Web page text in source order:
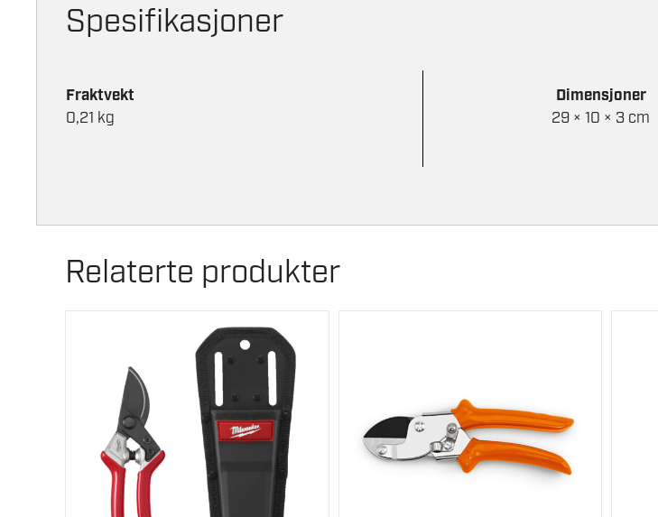
Spesifikasjoner
Fraktvekt
0,21 kg
Dimensjoner
29 × 10 × 3 cm
Relaterte produkter